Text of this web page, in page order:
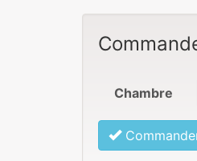
Chambre